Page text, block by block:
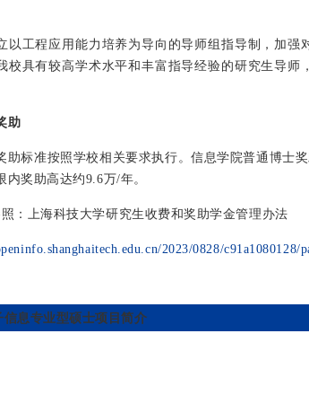
以工程应用能力培养为导向的导师组指导制，加强
校具有较高学术水平和丰富指导经验的研究生导师
助
助标准按照学校相关要求执行。信息学院普通博士
内奖助高达约9.6万/年。
：上海科技大学研究生收费和奖助学金管理办法
2023/0828/c91a1080128/
信息专业型硕士项目简介